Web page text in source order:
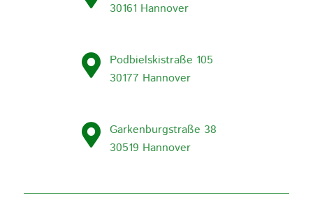
30161 Hannover
Podbielskistraße 105
30177 Hannover
Garkenburgstraße 38
30519 Hannover